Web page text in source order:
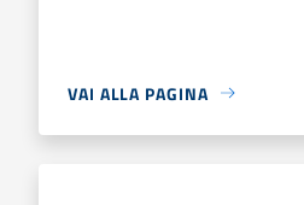
VAI ALLA PAGINA